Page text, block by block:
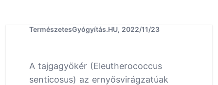
TermészetesGyógyítás.HU, 2022/11/23
A tajgagyökér (Eleutherococcus
senticosus) az ernyősvirágzatúak